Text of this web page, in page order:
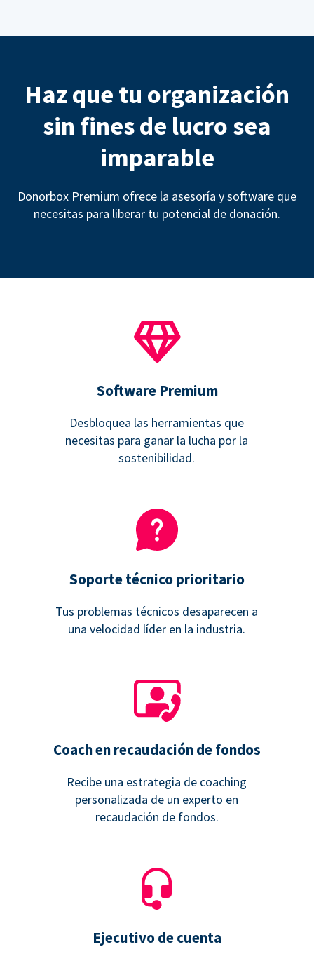
Haz que tu organización
sin fines de lucro sea
imparable
Donorbox Premium ofrece la asesoría y software que
necesitas para liberar tu potencial de donación.
Software Premium
Desbloquea las herramientas que
necesitas para ganar la lucha por la
sostenibilidad.
Soporte técnico prioritario
Tus problemas técnicos desaparecen a
una velocidad líder en la industria.
Coach en recaudación de fondos
Recibe una estrategia de coaching
personalizada de un experto en
recaudación de fondos.
Ejecutivo de cuenta